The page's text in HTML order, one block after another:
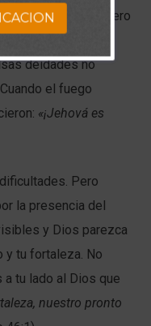
de Baal y Asera, pero
plenamente en el
deidades no
el fuego
«¡Jehová es
Pero
la presencia del
y Dios parezca
y tu fortaleza. No
tu lado al Dios que
nuestro pronto